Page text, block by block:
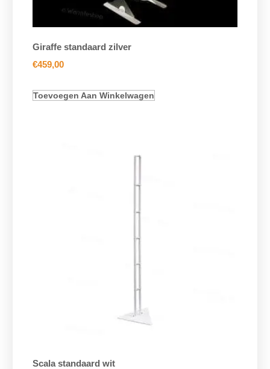
Giraffe standaard zilver
€459,00
Toevoegen Aan Winkelwagen
Scala standaard wit